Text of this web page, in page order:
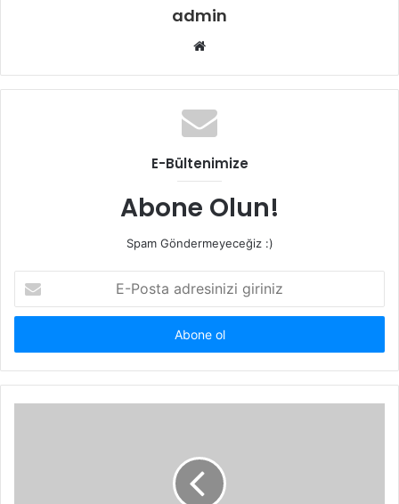
admin
Web
E-Bültenimize
Abone Olun!
Spam Göndermeyeceğiz :)
Posta
adresinizi